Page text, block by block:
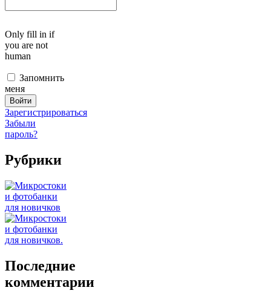
Only fill in if
you are not
human
Запомнить
меня
Зарегистрироваться
Забыли
пароль?
Рубрики
Последние
комментарии